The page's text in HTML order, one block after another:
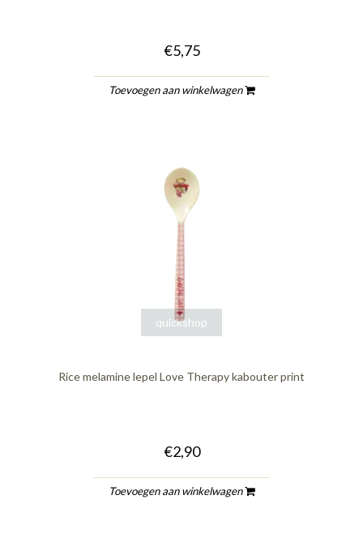
€5,75
Toevoegen aan winkelwagen
quickshop
Rice melamine lepel Love Therapy kabouter print
€2,90
Toevoegen aan winkelwagen